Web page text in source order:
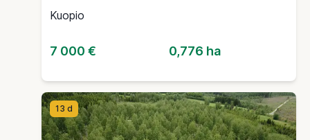
Kuopio
7 000 € 0,776 ha
13 d